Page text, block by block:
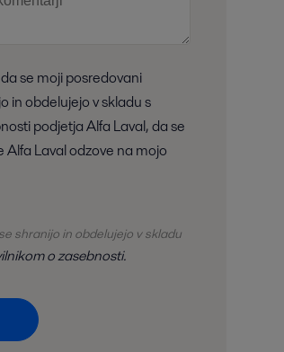
in obdelujejo v skladu s
podjetja Alfa Laval, da se
Alfa Laval odzove na mojo
shranijo in obdelujejo v skladu
o zasebnosti.